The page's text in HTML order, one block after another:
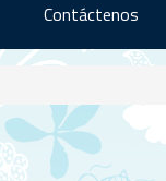
Contáctenos